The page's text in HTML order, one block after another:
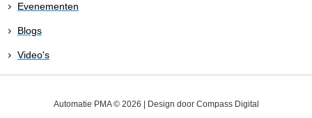
Evenementen
Blogs
Video's
Automatie PMA © 2026 | Design door Compass Digital